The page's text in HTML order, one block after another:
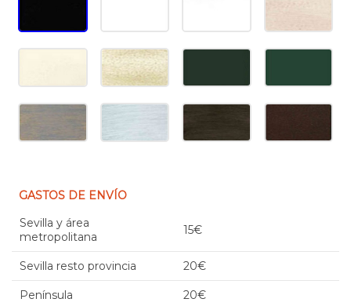
GASTOS DE ENVÍO
Sevilla y área
metropolitana
15€
Sevilla resto provincia 20€
Península 20€